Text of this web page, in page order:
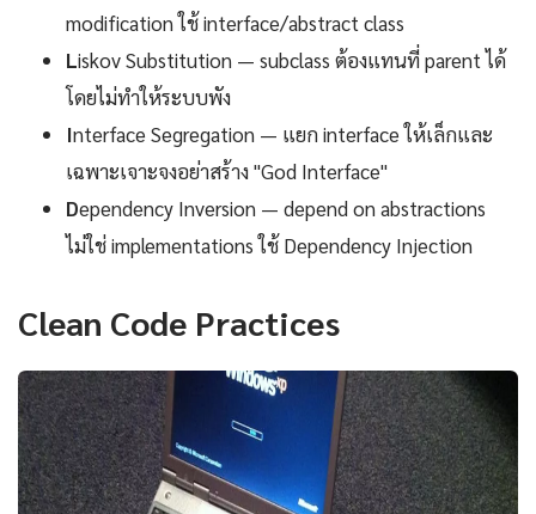
modification ใช้ interface/abstract class
Liskov Substitution — subclass ต้องแทนที่ parent ได้
โดยไม่ทำให้ระบบพัง
Interface Segregation — แยก interface ให้เล็กและ
เฉพาะเจาะจงอย่าสร้าง "God Interface"
Dependency Inversion — depend on abstractions
ไม่ใช่ implementations ใช้ Dependency Injection
Clean Code Practices